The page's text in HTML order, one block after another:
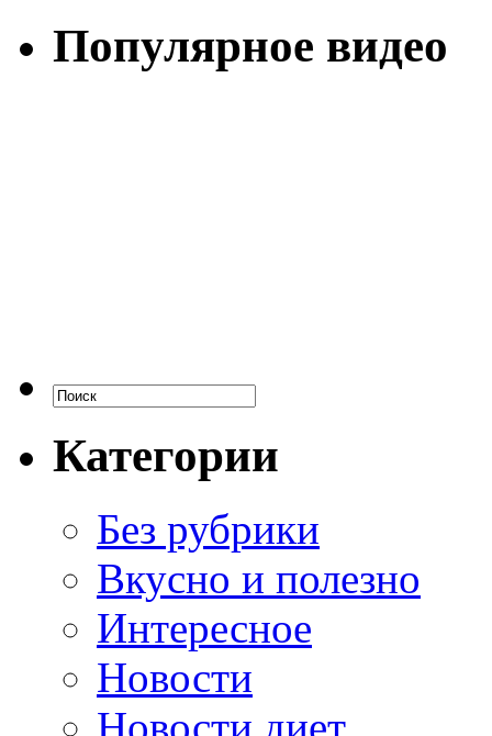
Популярное видео
Категории
Без рубрики
Вкусно и полезно
Интересное
Новости